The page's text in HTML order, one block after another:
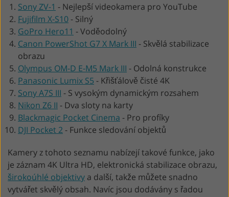
Sony ZV-1 - Nejlepší videokamera pro YouTube
Fujifilm X-S10- Silný
GoPro Hero11 -Voděodolný
Canon PowerShot G7 X Mark III - Skvělá stabilizace
obrazu
Olympus OM-D E-M5 Mark III - Odolná konstrukce
Panasonic Lumix S5 - Křišťálově čisté 4K
Sony A7S III - S vysokým dynamickým rozsahem
Nikon Z6 II - Dva sloty na karty
Blackmagic Pocket Cinema - Pro profíky
DJI Pocket 2- Funkce sledování objektů
Kamery z tohoto seznamu nabízejí takové funkce, jako
je záznam 4K Ultra HD, elektronická stabilizace obrazu,
širokoúhlé objektivy a další, takže můžete snadno
vytvářet skvělý obsah. Navíc jsou dodávány s řadou